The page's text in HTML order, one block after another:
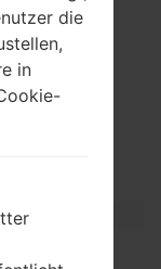
L5 II
L5 II
die
in